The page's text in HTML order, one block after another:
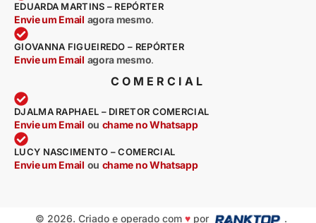
EDUARDA MARTINS – REPÓRTER
Envie um Email agora mesmo.
GIOVANNA FIGUEIREDO – REPÓRTER
Envie um Email agora mesmo.
COMERCIAL
DJALMA RAPHAEL – DIRETOR COMERCIAL
Envie um Email ou chame no Whatsapp
LUCY NASCIMENTO – COMERCIAL
Envie um Email ou chame no Whatsapp
© 2026. Criado e operado com ♥por .